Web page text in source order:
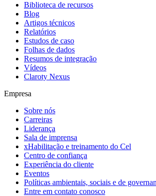
Biblioteca de recursos
Blog
Artigos técnicos
Relatórios
Estudos de caso
Folhas de dados
Resumos de integração
Vídeos
Claroty Nexus
Empresa
Sobre nós
Carreiras
Liderança
Sala de imprensa
xHabilitação e treinamento do Cel
Centro de confiança
Experiência do cliente
Eventos
Políticas ambientais, sociais e de
Entre em contato conosco